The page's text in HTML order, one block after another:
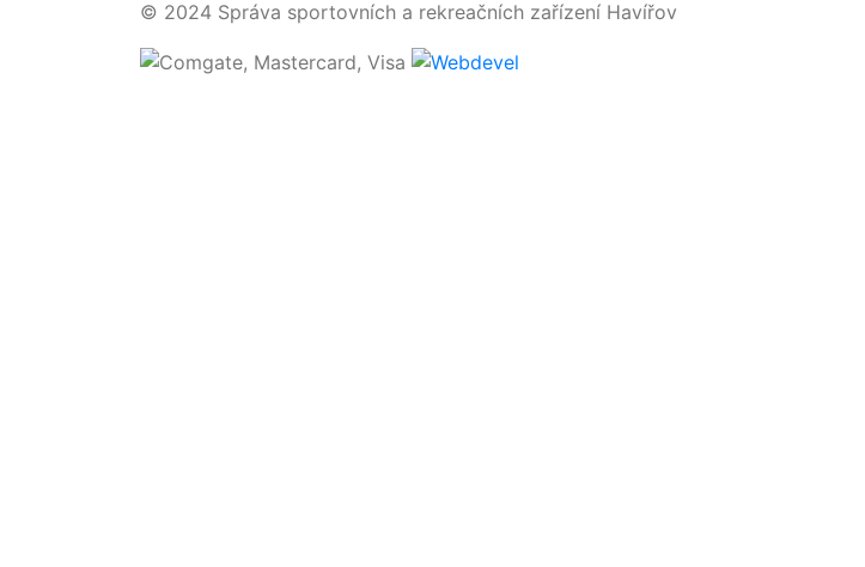
© 2024 Správa sportovních a rekreačních zařízení Havířov